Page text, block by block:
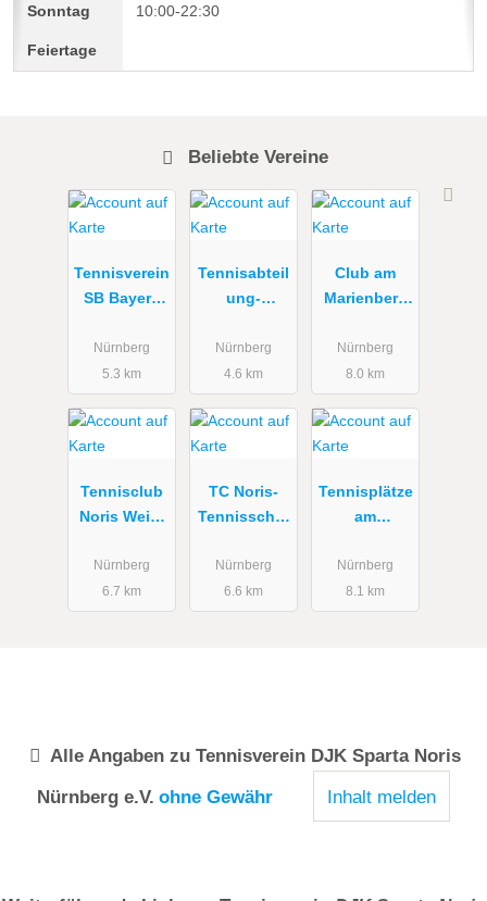
10:00-22:30
Beliebte Vereine
Tennisverein
SB Bayern
Nürnberg
5.3 km
Tennisabteil
ung-
-Museum
e.V.
Nürnberg
4.6 km
Club am
Marienberg
Nürnberg
8.0 km
Tennisclub
Noris Weiß-
Nürnberg
6.7 km
TC Noris-
Tennisschul
Nürnberg
6.6 km
Tennisplätze
am
Nürnberg
8.1 km
Alle Angaben zuTennisverein DJK Sparta Noris
Nürnberg e.V. ohne Gewähr Inhalt melden